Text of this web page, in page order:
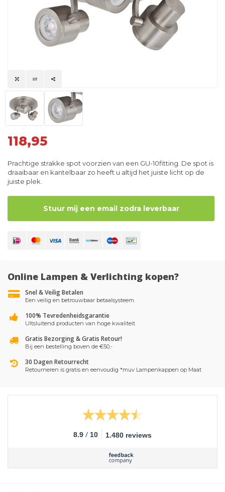
118,95
Prachtige strakke spot voorzien van een GU-10fitting. De spot is
draaibaar en kantelbaar zo heeft u altijd het juiste licht op de
juiste plek.
Stuur mij een email zodra leverbaar
Online Lampen & Verlichting kopen?
Snel & Veilig Betalen
Een veilig en betrouwbaar betaalsysteem.
100% Tevredenheidsgarantie
UItsluitend producten van hoge kwaliteit
Gratis Bezorging & Gratis Retour!
Bij een bestelling boven de €50,-
30 Dagen Retourrecht
Retourneren is gratis en eenvoudig *muv Lampenkappen op Maat
8.9 / 10 1.480 reviews